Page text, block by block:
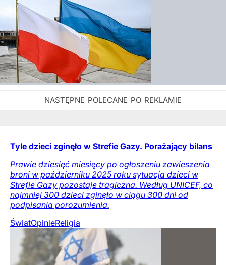
Tyle dzieci zginęło w Strefie Gazy. Porażający bilans
Prawie dziesięć miesięcy po ogłoszeniu zawieszenia
broni w październiku 2025 roku sytuacja dzieci w
Strefie Gazy pozostaje tragiczna. Według UNICEF, co
najmniej 300 dzieci zginęło w ciągu 300 dni od
podpisania porozumienia.
ŚwiatOpinieReligia